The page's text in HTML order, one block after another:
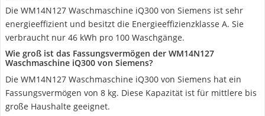
Die WM14N127 Waschmaschine iQ300 von Siemens ist sehr
energieeffizient und besitzt die Energieeffizienzklasse A. Sie
verbraucht nur 46 kWh pro 100 Waschgänge.
Wie groß ist das Fassungsvermögen der WM14N127
Waschmaschine iQ300 von Siemens?
Die WM14N127 Waschmaschine iQ300 von Siemens hat ein
Fassungsvermögen von 8 kg. Diese Kapazität ist für mittlere bis
große Haushalte geeignet.